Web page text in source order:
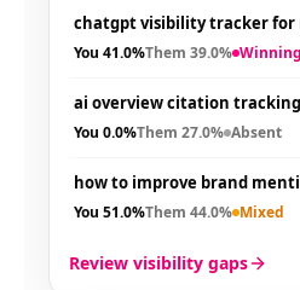
chatgpt visibility tracker for
You 41.0%Them 39.0% Winning
ai overview citation
You 0.0%Them 27.0% Absent
how to improve brand
You 51.0%Them 44.0% Mixed
Review visibility gaps